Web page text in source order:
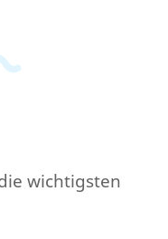
wichtigsten